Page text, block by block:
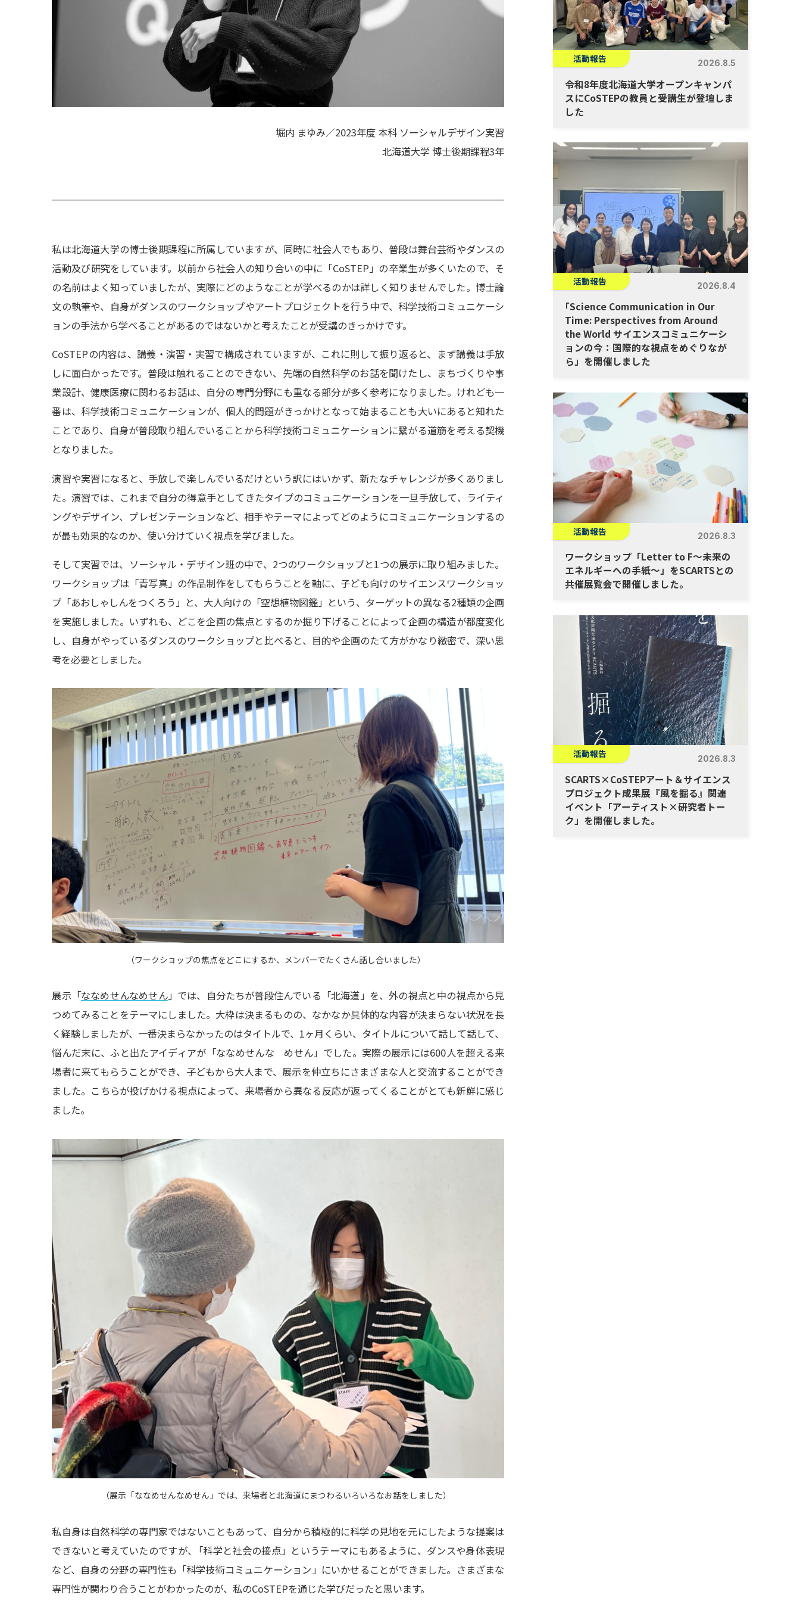
堀内 まゆみ／2023年度 本科 ソーシャルデザイン実習
北海道大学 博士後期課程3年
私は北海道大学の博士後期課程に所属していますが、同時に社会人でもあり、普段は舞台芸術やダンスの
活動及び研究をしています。以前から社会人の知り合いの中に「CoSTEP」の卒業生が多くいたので、そ
の名前はよく知っていましたが、実際にどのようなことが学べるのかは詳しく知りませんでした。博士論
文の執筆や、自身がダンスのワークショップやアートプロジェクトを行う中で、科学技術コミュニケーシ
ョンの手法から学べることがあるのではないかと考えたことが受講のきっかけです。
CoSTEPの内容は、講義・演習・実習で構成されていますが、これに則して振り返ると、まず講義は手放
しに面白かったです。普段は触れることのできない、先端の自然科学のお話を聞けたし、まちづくりや事
業設計、健康医療に関わるお話は、自分の専門分野にも重なる部分が多く参考になりました。けれども一
番は、科学技術コミュニケーションが、個人的問題がきっかけとなって始まることも大いにあると知れた
ことであり、自身が普段取り組んでいることから科学技術コミュニケーションに繋がる道筋を考える契機
となりました。
演習や実習になると、手放しで楽しんでいるだけという訳にはいかず、新たなチャレンジが多くありまし
た。演習では、これまで自分の得意手としてきたタイプのコミュニケーションを一旦手放して、ライティ
ングやデザイン、プレゼンテーションなど、相手やテーマによってどのようにコミュニケーションするの
が最も効果的なのか、使い分けていく視点を学びました。
そして実習では、ソーシャル・デザイン班の中で、2つのワークショップと1つの展示に取り組みました。
ワークショップは「青写真」の作品制作をしてもらうことを軸に、子ども向けのサイエンスワークショッ
プ「あおしゃしんをつくろう」と、大人向けの「空想植物図鑑」という、ターゲットの異なる2種類の企画
を実施しました。いずれも、どこを企画の焦点とするのか掘り下げることによって企画の構造が都度変化
し、自身がやっているダンスのワークショップと比べると、目的や企画のたて方がかなり緻密で、深い思
考を必要としました。
（ワークショップの焦点をどこにするか、メンバーでたくさん話し合いました）
展示「ななめせんなめせん」では、自分たちが普段住んでいる「北海道」を、外の視点と中の視点から見
つめてみることをテーマにしました。大枠は決まるものの、なかなか具体的な内容が決まらない状況を長
く経験しましたが、一番決まらなかったのはタイトルで、1ヶ月くらい、タイトルについて話して話して、
悩んだ末に、ふと出たアイディアが「ななめせんな めせん」でした。実際の展示には600人を超える来
場者に来てもらうことができ、子どもから大人まで、展示を仲立ちにさまざまな人と交流することができ
ました。こちらが投げかける視点によって、来場者から異なる反応が返ってくることがとても新鮮に感じ
ました。
（展示「ななめせんなめせん」では、来場者と北海道にまつわるいろいろなお話をしました）
私自身は自然科学の専門家ではないこともあって、自分から積極的に科学の見地を元にしたような提案は
できないと考えていたのですが、
「科学と社会の接点」というテーマにもあるように、ダンスや身体表現
など、自身の分野の専門性も「科学技術コミュニケーション」にいかせることができました。さまざまな
専門性が関わり合うことがわかったのが、私のCoSTEPを通じた学びだったと思います。
活動報告 2026.8.5
令和8年度北海道大学オープンキャンパ
スにCoSTEPの教員と受講生が登壇しま
した
活動報告 2026.8.4
「Science Communication in Our
Time: Perspectives from Around
the World サイエンスコミュニケーシ
ョンの今：国際的な視点をめぐりなが
ら」を開催しました
活動報告 2026.8.3
ワークショップ「Letter to F～未来の
エネルギーへの手紙～」をSCARTSとの
共催展覧会で開催しました。
活動報告 2026.8.3
SCARTS×CoSTEPアート＆サイエンス
プロジェクト成果展『風を掘る』関連
イベント「アーティスト×研究者トー
ク」を開催しました。